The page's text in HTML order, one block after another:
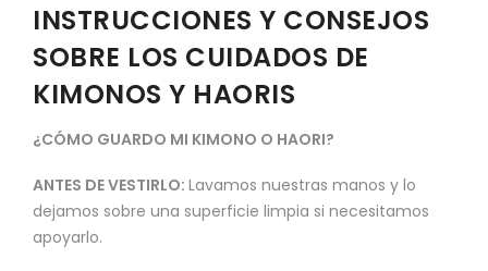
INSTRUCCIONES Y CONSEJOS
SOBRE LOS CUIDADOS DE
KIMONOS Y HAORIS
¿CÓMO GUARDO MI KIMONO O HAORI?
ANTES DE VESTIRLO: Lavamos nuestras manos y lo
dejamos sobre una superficie limpia si necesitamos
apoyarlo.